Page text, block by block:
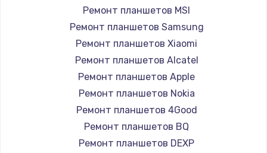
1200 руб.
Заказать
Установка драйверов
950 руб.
Заказать
Замена жесткого диска
1000 руб.
Ремонт планшетов MSI
Ремонт планшетов Samsung
Ремонт планшетов Xiaomi
Ремонт планшетов Alcatel
Ремонт планшетов Apple
Ремонт планшетов Nokia
Ремонт планшетов 4Good
Ремонт планшетов BQ
Ремонт планшетов DEXP